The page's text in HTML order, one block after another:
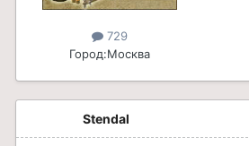
729
Город:Москва
Stendal